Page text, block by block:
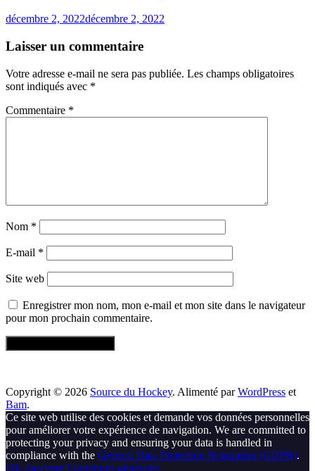
décembre 2, 2022décembre 2, 2022
Laisser un commentaire
Votre adresse e-mail ne sera pas publiée. Les champs obligatoires
sont indiqués avec *
Commentaire *
Nom *
E-mail *
Site web
Enregistrer mon nom, mon e-mail et mon site dans le navigateur
pour mon prochain commentaire.
Copyright © 2026 Source du Hockey. Alimenté parWordPress et
Bam.
Ce site web utilise des cookies et demande vos données personnelles
pour améliorer votre expérience de navigation. We are committed to
protecting your privacy and ensuring your data is handled in
compliance with the General Data Protection Regulation (GDPR).
Ok, j'accepte Conditions générales